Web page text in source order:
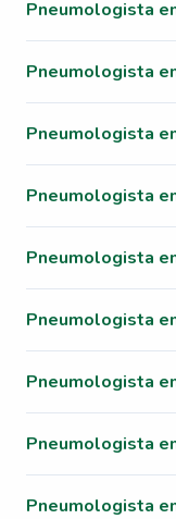
Pneumologista
Pneumologista
Pneumologista
Pneumologista
Pneumologista
Pneumologista
Pneumologista
Pneumologista
Pneumologista